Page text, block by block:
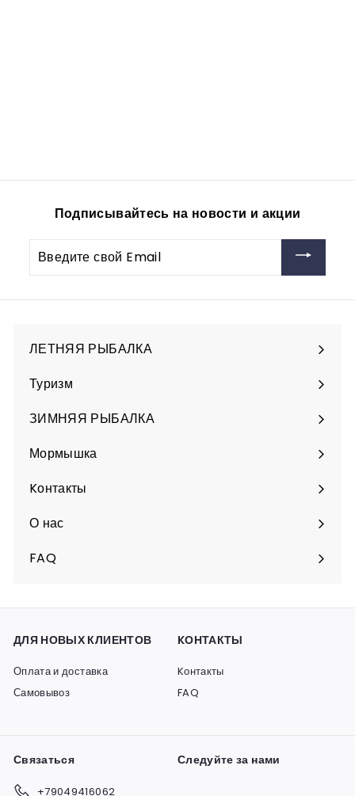
0
,
0
0
р
у
Подписывайтесь на новости и акции
свой
ЛЕТНЯЯ РЫБАЛКА
Разверните
подменю
Туризм
Разверните
подменю
ЗИМНЯЯ РЫБАЛКА
Разверните
подменю
Мормышка
Разверните
подменю
Kонтакты
О нас
FAQ
ДЛЯ НОВЫХ КЛИЕНТОВ
Оплата и доставка
Самовывоз
KОНТАКТЫ
Kонтакты
FAQ
Связаться
+79049416062
Следуйте за нами